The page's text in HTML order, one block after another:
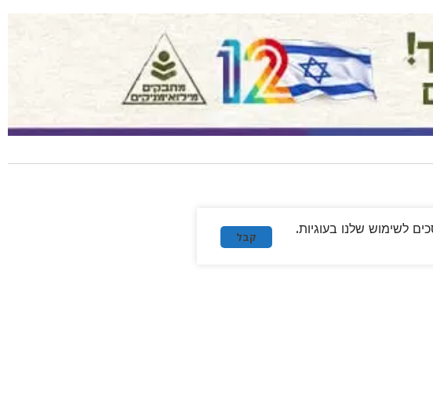
לשימוש שלנו בעוגיות.
קבל